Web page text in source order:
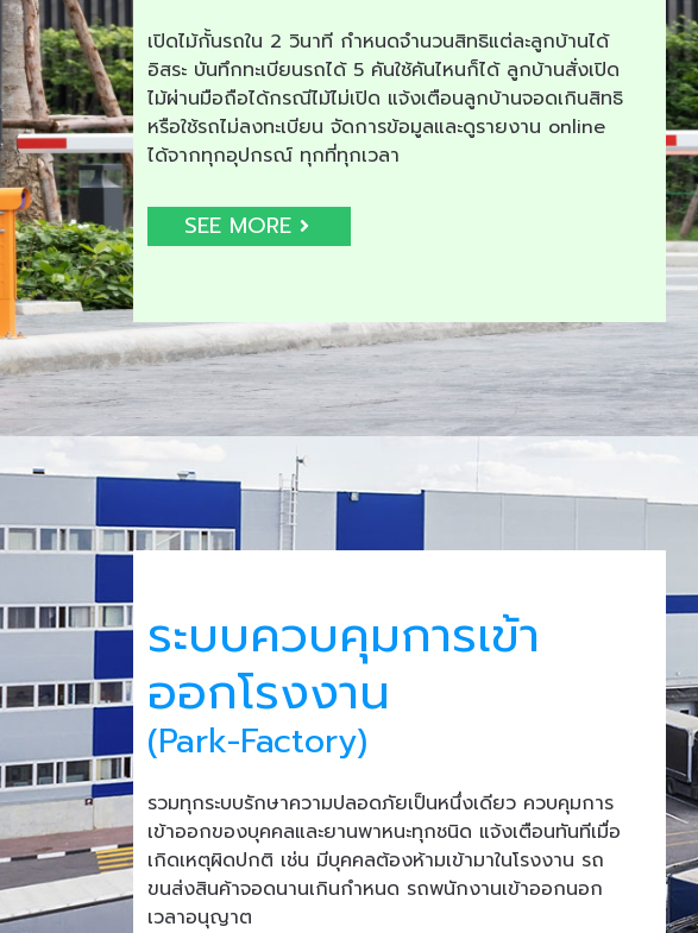
เปิดไม้กั้นรถใน 2 วินาที กำหนดจำนวนสิทธิแต่ละลูกบ้านได้
อิสระ บันทึกทะเบียนรถได้ 5 คันใช้คันไหนก็ได้ ลูกบ้านสั่งเปิด
ไม้ผ่านมือถือได้กรณีไม้ไม่เปิด แจ้งเตือนลูกบ้านจอดเกินสิทธิ
หรือใช้รถไม่ลงทะเบียน จัดการข้อมูลและดูรายงาน online
ได้จากทุกอุปกรณ์ ทุกที่ทุกเวลา
SEE MORE
ระบบควบคุมการเข้า
ออกโรงงาน
(Park-Factory)
รวมทุกระบบรักษาความปลอดภัยเป็นหนึ่งเดียว ควบคุมการ
เข้าออกของบุคคลและยานพาหนะทุกชนิด แจ้งเตือนทันทีเมื่อ
เกิดเหตุผิดปกติ เช่น มีบุคคลต้องห้ามเข้ามาในโรงงาน รถ
ขนส่งสินค้าจอดนานเกินกำหนด รถพนักงานเข้าออกนอก
เวลาอนุญาต